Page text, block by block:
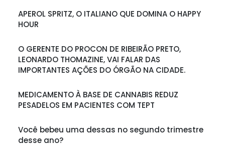
APEROL SPRITZ, O ITALIANO QUE DOMINA O HAPPY
HOUR
O GERENTE DO PROCON DE RIBEIRÃO PRETO,
LEONARDO THOMAZINE, VAI FALAR DAS
IMPORTANTES AÇÕES DO ÓRGÃO NA CIDADE.
MEDICAMENTO À BASE DE CANNABIS REDUZ
PESADELOS EM PACIENTES COM TEPT
Você bebeu uma dessas no segundo trimestre
desse ano?